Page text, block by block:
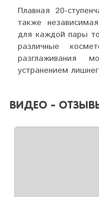
Плавная 20-
также
для каждой пары
различные
разглаживания
устранением
ВИДЕО -